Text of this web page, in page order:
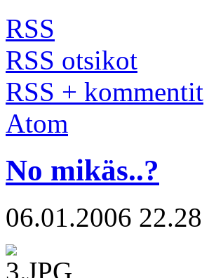
RSS
RSS otsikot
RSS + kommentit
Atom
No mikäs..?
06.01.2006 22.28